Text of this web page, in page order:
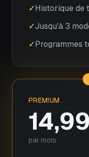
✓Historique de
✓Jusqu'à 3
✓Programmes
PREMIUM
par mois